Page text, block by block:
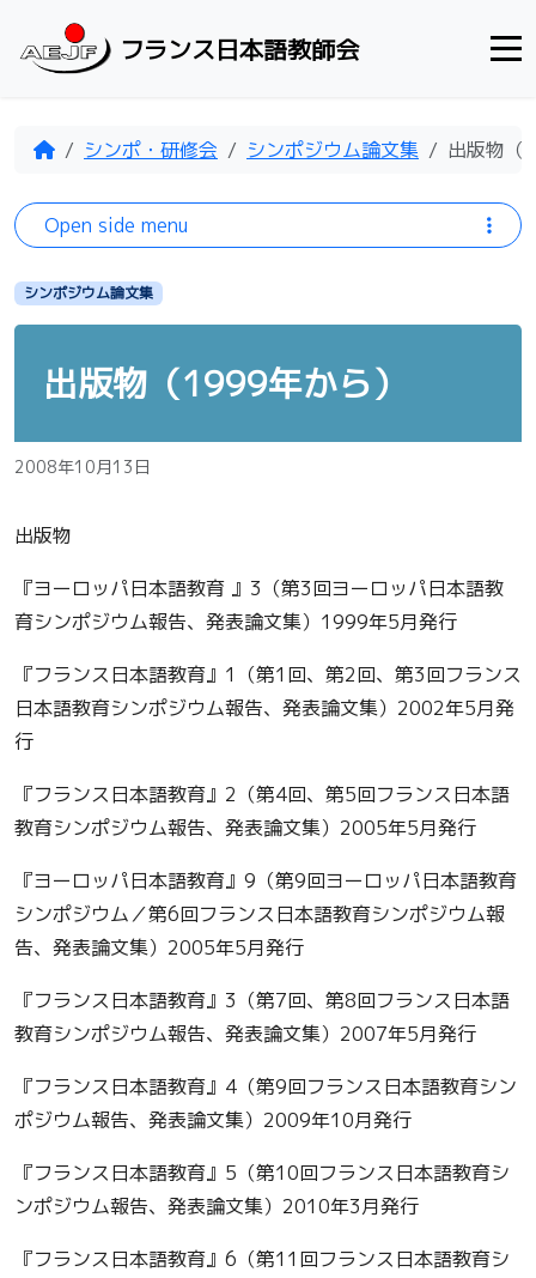
フランス日本語教師会
Homeシンポ・研修会 シンポジウム論文集 出版物（
シンポジウム論文集
出版物（1999年から）
2008年10月13日
出版物
『ヨーロッパ日本語教育 』3（第3回ヨーロッパ日本語教
育シンポジウム報告、発表論文集）1999年5月発行
『フランス日本語教育』1（第1回、第2回、第3回フランス
日本語教育シンポジウム報告、発表論文集）2002年5月発
行
『フランス日本語教育』2（第4回、第5回フランス日本語
教育シンポジウム報告、発表論文集）2005年5月発行
『ヨーロッパ日本語教育』9（第9回ヨーロッパ日本語教育
シンポジウム／第6回フランス日本語教育シンポジウム報
告、発表論文集）2005年5月発行
『フランス日本語教育』3（第7回、第8回フランス日本語
教育シンポジウム報告、発表論文集）2007年5月発行
『フランス日本語教育』4（第9回フランス日本語教育シン
ポジウム報告、発表論文集）2009年10月発行
『フランス日本語教育』5（第10回フランス日本語教育シ
ンポジウム報告、発表論文集）2010年3月発行
『フランス日本語教育』6（第11回フランス日本語教育シ
Open side menu